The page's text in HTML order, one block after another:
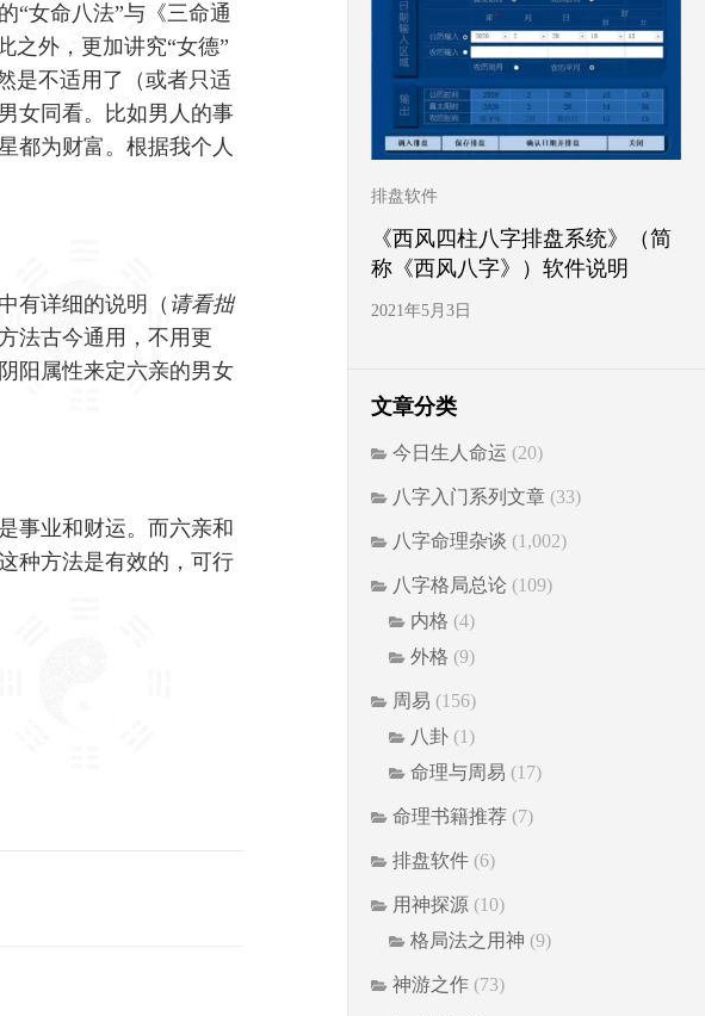
“女命八法”与《三命通
之外，更加讲究“女德”
是不适用了（或者只适
女同看。比如男人的事
都为财富。根据我个人
有详细的说明（ 请看拙
法古今通用，不用更
阳属性来定六亲的男女
事业和财运。而六亲和
种方法是有效的，可行
排盘软件
《西风四柱八字排盘系统》（简
称《西风八字》）软件说明
2021年5月3日
文章分类
今日生人命运 (20)
八字入门系列文章 (33)
八字命理杂谈 (1,002)
八字格局总论 (109)
内格 (4)
外格 (9)
周易 (156)
八卦 (1)
命理与周易 (17)
命理书籍推荐 (7)
排盘软件 (6)
用神探源 (10)
格局法之用神 (9)
神游之作 (73)